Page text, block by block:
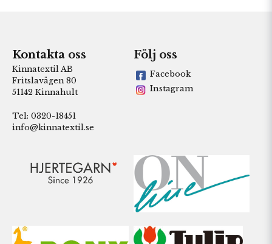
Kontakta oss
Kinnatextil AB
Fritslavägen 80
51142 Kinnahult
Tel: 0320-18451
info@kinnatextil.se
Följ oss
Facebook
Instagram